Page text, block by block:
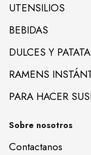
UTENSILIOS
BEBIDAS
DULCES Y
RAMENS
PARA HACER
Sobre nosotros
Contactanos